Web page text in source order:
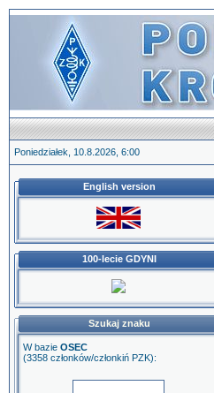
Poniedziałek, 10.8.2026, 6:00
English version
100-lecie GDYNI
Szukaj znaku
W bazie OSEC
(3358 członków/członkiń PZK):